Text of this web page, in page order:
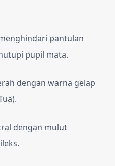
pantulan
pupil mata.
dengan warna gelap
dengan mulut